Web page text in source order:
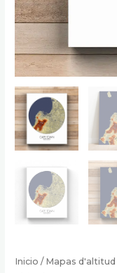
Inicio / Mapas d'altitud